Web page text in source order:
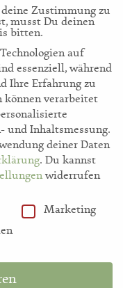
Zustimmung zu
musst Du deinen
bitten.
auf
essenziell, während
Ihre Erfahrung zu
können verarbeitet
und Inhaltsmessung.
deiner Daten
. Du kannst
widerrufen
Marketing